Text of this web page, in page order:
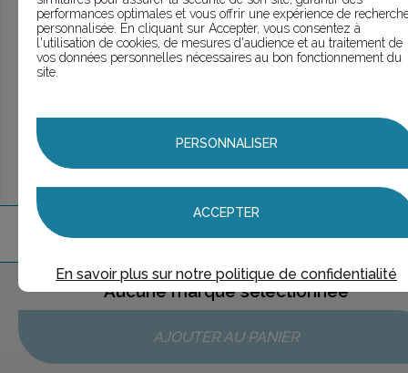
> Voir larecherche personnalisée
marquetrouvée
Aucune marque sélectionnée
AJOUTER AU PANIER
performances optimales et vous offrir une expérience de
personnalisée. En cliquant sur Accepter, vous consentez à
l'utilisation de cookies, de mesures d'audience et au traitement de
vos données personnelles nécessaires au bon fonctionnement du
site.
PERSONNALISER
ACCEPTER
En savoir plus sur notre politique de confidentialité